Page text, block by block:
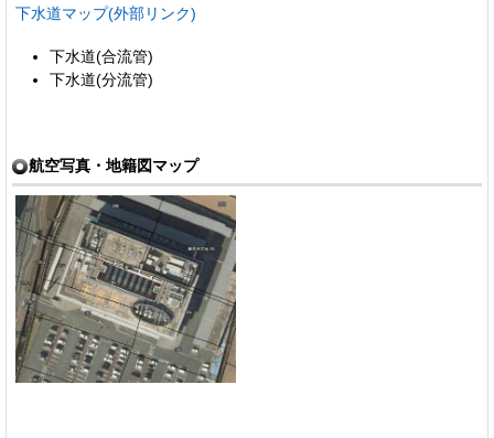
下水道マップ(外部リンク)
下水道(合流管)
下水道(分流管)
航空写真・地籍図マップ